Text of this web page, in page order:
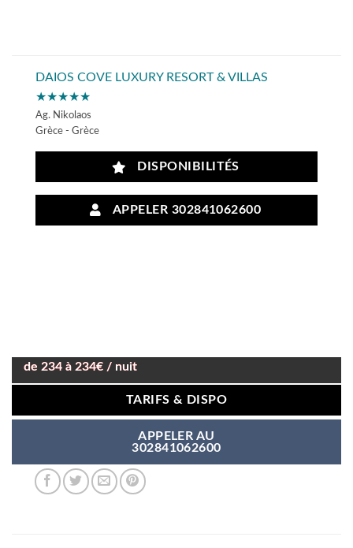
DAIOS COVE LUXURY RESORT & VILLAS
★★★★★
Ag. Nikolaos
Grèce - Grèce
DISPONIBILITÉS
APPELER 302841062600
de 234 à 234€ / nuit
TARIFS & DISPO
APPELER AU
302841062600